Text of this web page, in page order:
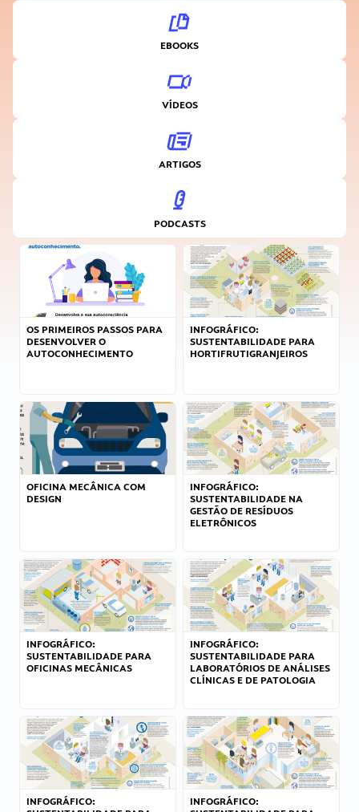
EBOOKS
VÍDEOS
ARTIGOS
PODCASTS
OS PRIMEIROS PASSOS PARA
DESENVOLVER O
AUTOCONHECIMENTO
INFOGRÁFICO:
SUSTENTABILIDADE PARA
HORTIFRUTIGRANJEIROS
OFICINA MECÂNICA COM
DESIGN
INFOGRÁFICO:
SUSTENTABILIDADE NA
GESTÃO DE RESÍDUOS
ELETRÔNICOS
INFOGRÁFICO:
SUSTENTABILIDADE PARA
OFICINAS MECÂNICAS
INFOGRÁFICO:
SUSTENTABILIDADE PARA
LABORATÓRIOS DE ANÁLISES
CLÍNICAS E DE PATOLOGIA
INFOGRÁFICO:
INFOGRÁFICO: